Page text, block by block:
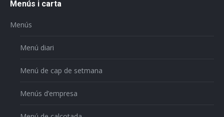
Menús i carta
Menús
Menú diari
Menú de cap de setmana
Menús d’empresa